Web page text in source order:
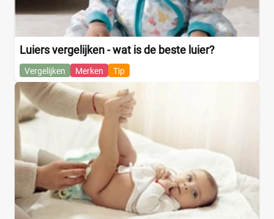
Luiers vergelijken - wat is de beste luier?
Vergelijken Merken Tip